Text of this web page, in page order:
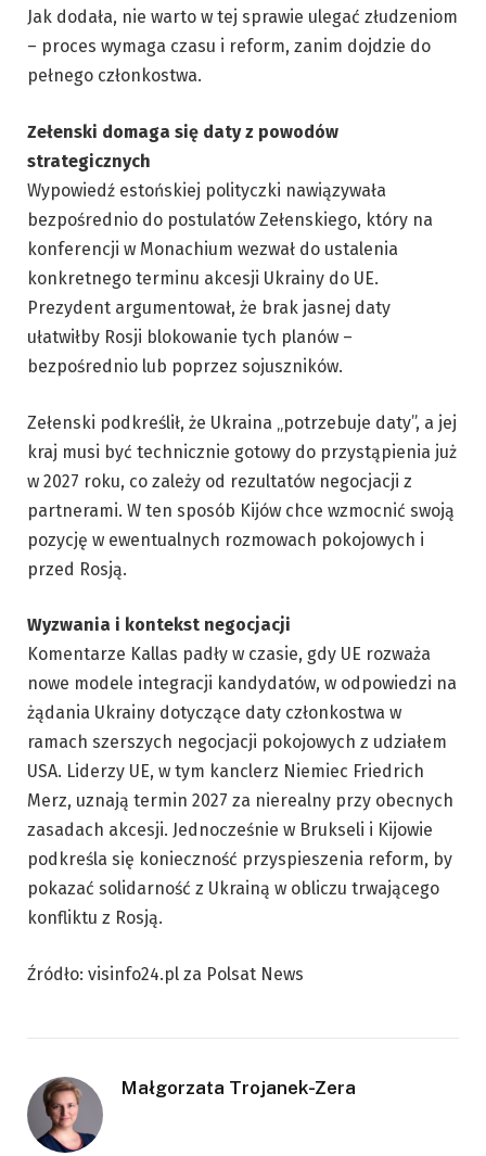
Jak dodała, nie warto w tej sprawie ulegać złudzeniom
– proces wymaga czasu i reform, zanim dojdzie do
pełnego członkostwa.
Zełenski domaga się daty z powodów
strategicznych
Wypowiedź estońskiej polityczki nawiązywała
bezpośrednio do postulatów Zełenskiego, który na
konferencji w Monachium wezwał do ustalenia
konkretnego terminu akcesji Ukrainy do UE.
Prezydent argumentował, że brak jasnej daty
ułatwiłby Rosji blokowanie tych planów –
bezpośrednio lub poprzez sojuszników.
Zełenski podkreślił, że Ukraina „potrzebuje daty”, a jej
kraj musi być technicznie gotowy do przystąpienia już
w 2027 roku, co zależy od rezultatów negocjacji z
partnerami. W ten sposób Kijów chce wzmocnić swoją
pozycję w ewentualnych rozmowach pokojowych i
przed Rosją.
Wyzwania i kontekst negocjacji
Komentarze Kallas padły w czasie, gdy UE rozważa
nowe modele integracji kandydatów, w odpowiedzi na
żądania Ukrainy dotyczące daty członkostwa w
ramach szerszych negocjacji pokojowych z udziałem
USA. Liderzy UE, w tym kanclerz Niemiec Friedrich
Merz, uznają termin 2027 za nierealny przy obecnych
zasadach akcesji. Jednocześnie w Brukseli i Kijowie
podkreśla się konieczność przyspieszenia reform, by
pokazać solidarność z Ukrainą w obliczu trwającego
konfliktu z Rosją.
Źródło: visinfo24.pl za Polsat News
Małgorzata Trojanek-Zera